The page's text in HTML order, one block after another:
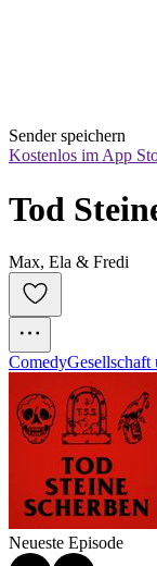
Sender speichern
Kostenlos im App
Tod
Max, Ela & Fredi
Comedy
Neueste Episode